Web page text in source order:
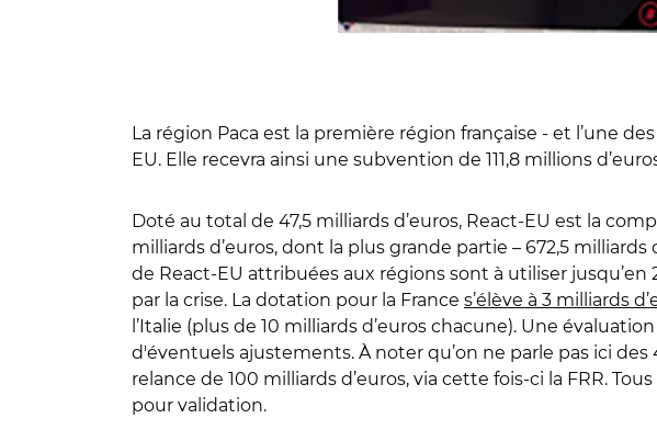
La région Paca est la première région française - et l’une
EU. Elle recevra ainsi une subvention de 111,8 millions
Doté au total de 47,5 milliards d’euros, React-EU est la
milliards d’euros, dont la plus grande partie – 672,5
de React-EU attribuées aux régions sont à utiliser
par la crise. La dotation pour la France s’élève à 3 milliards
l’Italie (plus de 10 milliards d’euros chacune). Une
d'éventuels ajustements. À noter qu’on ne parle pas ici
relance de 100 milliards d’euros, via cette fois-ci la FRR.
pour validation.